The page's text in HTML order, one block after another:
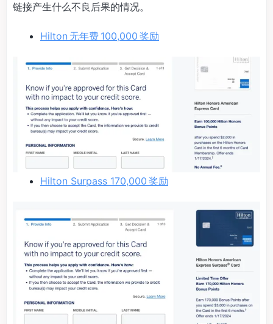
链接产生什么不良后果的情况。
Hilton 无年费 100,000 奖励
Hilton Surpass 170,000 奖励